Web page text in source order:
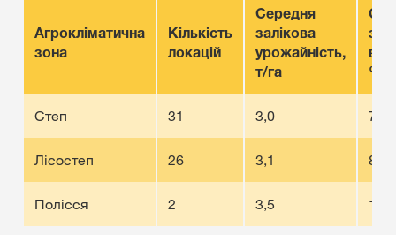
Агрокліматична
зона
Кількість
локацій
Середня
залікова
урожайність,
т/га
%
Степ 31 3,0 7,0
Лісостеп 26 3,1 8,0
Полісся 2 3,5 10,6